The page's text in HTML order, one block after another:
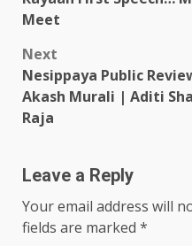
Meet
Next
Nesippaya Public
Akash Murali | Aditi
Raja
Leave a Reply
Your email address will
fields are marked *